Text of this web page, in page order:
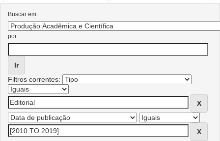
Buscar em:
por
Filtros correntes: